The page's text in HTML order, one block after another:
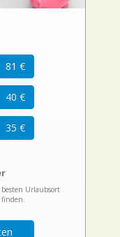
81 €
40 €
35 €
Urlaubsort
finden.